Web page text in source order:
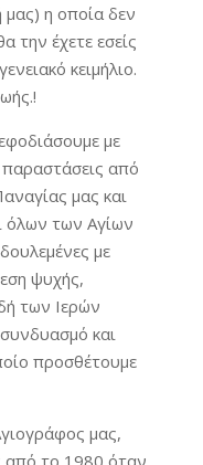
η οποία δεν
την έχετε εσείς
κειμήλιο.
με
παραστάσεις από
μας και
όλων των Αγίων
με
ψυχής,
των Ιερών
και
προσθέτουμε
μας,
από το 1980 όταν